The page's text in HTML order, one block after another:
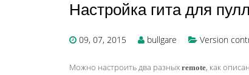
Настройка гита для
09, 07, 2015 bullgare Version
Можно настроить два разных remote, как